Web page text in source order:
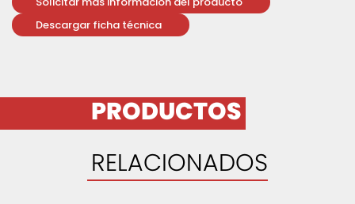
Descargar ficha técnica
PRODUCTOS
RELACIONADOS